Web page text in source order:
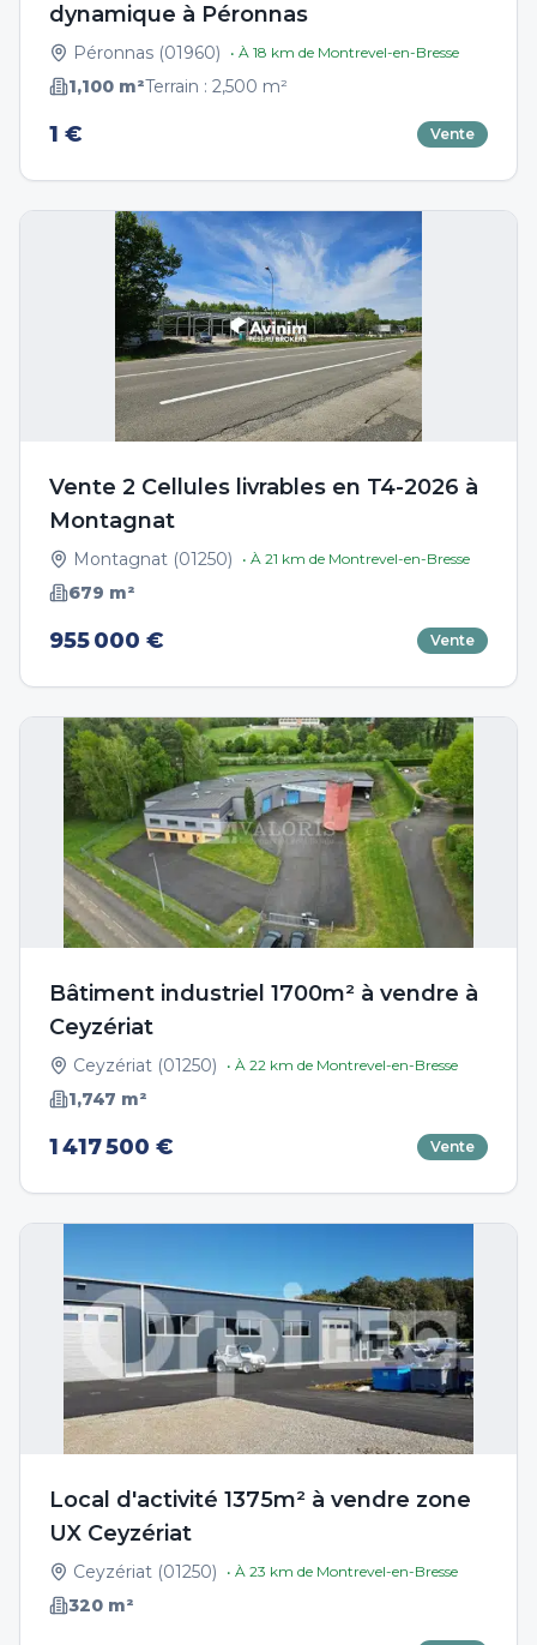
dynamique à Péronnas
Péronnas (01960) • À 18 km de Montrevel-en-Bresse
1,100 m²Terrain : 2,500 m²
1 € Vente
Vente 2 Cellules livrables en T4-2026 à
Montagnat
Montagnat (01250) • À 21 km de Montrevel-en-Bresse
679 m²
955 000 € Vente
Bâtiment industriel 1700m² à vendre à
Ceyzériat
Ceyzériat (01250) • À 22 km de Montrevel-en-Bresse
1,747 m²
1 417 500 € Vente
Local d'activité 1375m² à vendre zone
UX Ceyzériat
Ceyzériat (01250) • À 23 km de Montrevel-en-Bresse
320 m²